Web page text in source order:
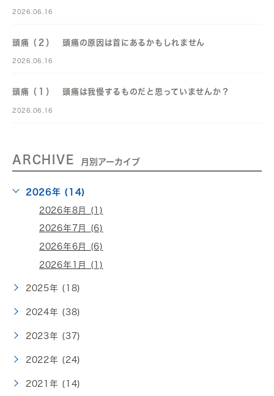
2026.06.16
頭痛（２） 頭痛の原因は首にあるかもしれません
2026.06.16
頭痛（１） 頭痛は我慢するものだと思っていませんか？
2026.06.16
ARCHIVE 月別アーカイブ
2026年 (14)
2026年8月 (1)
2026年7月 (6)
2026年6月 (6)
2026年1月 (1)
2025年 (18)
2024年 (38)
2023年 (37)
2022年 (24)
2021年 (14)